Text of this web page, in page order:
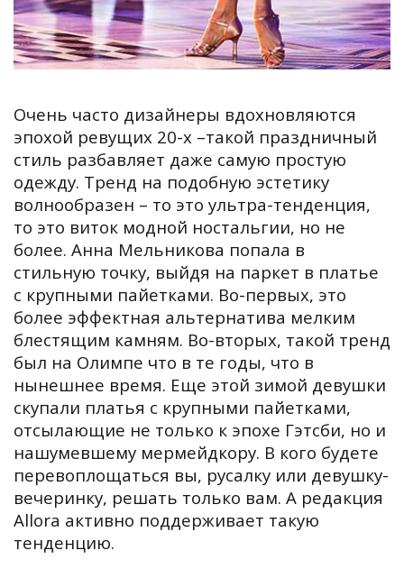
Очень часто дизайнеры вдохновляются
эпохой ревущих 20-х –такой праздничный
стиль разбавляет даже самую простую
одежду. Тренд на подобную эстетику
волнообразен – то это ультра-тенденция,
то это виток модной ностальгии, но не
более. Анна Мельникова попала в
стильную точку, выйдя на паркет в платье
с крупными пайетками. Во-первых, это
более эффектная альтернатива мелким
блестящим камням. Во-вторых, такой тренд
был на Олимпе что в те годы, что в
нынешнее время. Еще этой зимой девушки
скупали платья с крупными пайетками,
отсылающие не только к эпохе Гэтсби, но и
нашумевшему мермейдкору. В кого будете
перевоплощаться вы, русалку или девушку-
вечеринку, решать только вам. А редакция
Allora активно поддерживает такую
тенденцию.